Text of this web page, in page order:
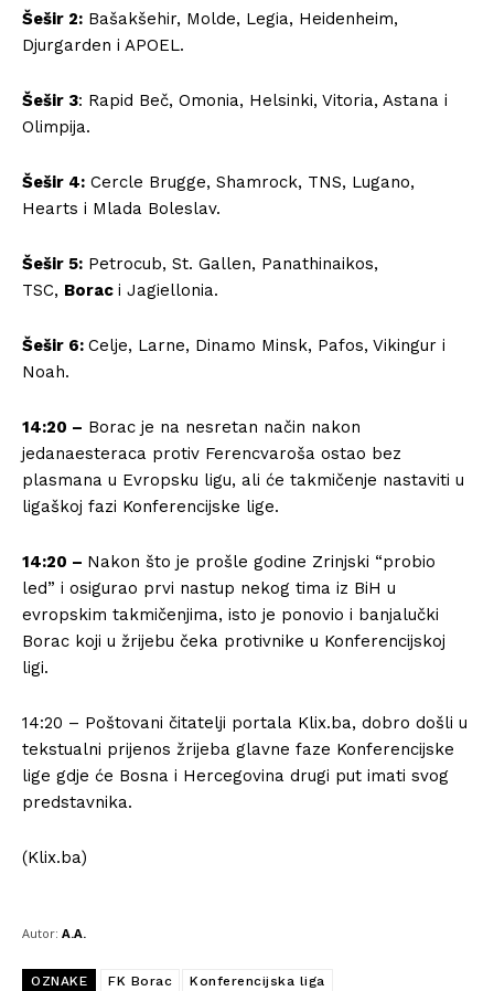
Šešir 2: Bašakšehir, Molde, Legia, Heidenheim,
Djurgarden i APOEL.
Šešir 3: Rapid Beč, Omonia, Helsinki, Vitoria, Astana i
Olimpija.
Šešir 4: Cercle Brugge, Shamrock, TNS, Lugano,
Hearts i Mlada Boleslav.
Šešir 5: Petrocub, St. Gallen, Panathinaikos,
TSC, Borac i Jagiellonia.
Šešir 6: Celje, Larne, Dinamo Minsk, Pafos, Vikingur i
Noah.
14:20 – Borac je na nesretan način nakon
jedanaesteraca protiv Ferencvaroša ostao bez
plasmana u Evropsku ligu, ali će takmičenje nastaviti u
ligaškoj fazi Konferencijske lige.
14:20 – Nakon što je prošle godine Zrinjski “probio
led” i osigurao prvi nastup nekog tima iz BiH u
evropskim takmičenjima, isto je ponovio i banjalučki
Borac koji u žrijebu čeka protivnike u Konferencijskoj
ligi.
14:20 – Poštovani čitatelji portala Klix.ba, dobro došli u
tekstualni prijenos žrijeba glavne faze Konferencijske
lige gdje će Bosna i Hercegovina drugi put imati svog
predstavnika.
(Klix.ba)
Autor: A.A.
OZNAKE FK Borac Konferencijska liga